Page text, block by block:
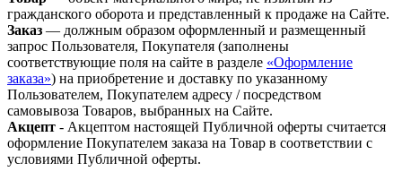
гражданского оборота и представленный к продаже на Сайте.
Заказ — должным образом оформленный и размещенный
запрос Пользователя, Покупателя (заполнены
соответствующие поля на сайте в разделе «Оформление
заказа») на приобретение и доставку по указанному
Пользователем, Покупателем адресу / посредством
самовывоза Товаров, выбранных на Сайте.
Акцепт - Акцептом настоящей Публичной оферты считается
оформление Покупателем заказа на Товар в соответствии с
условиями Публичной оферты.